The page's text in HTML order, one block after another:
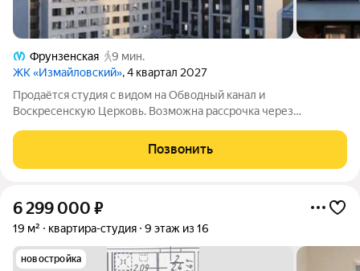
Фрунзенская
9 мин.
ЖК «Измайловский», 4 квартал 2027
Продаётся студия с видом на Обводный канал и
Воскресенскую Церковь. Возможна рассрочка через
Позвонить
6 299 000 ₽
19 м² квартира-студия 9 этаж из 16
новостройка